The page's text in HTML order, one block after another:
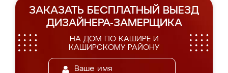
ЗАКАЗАТЬ БЕСПЛАТНЫЙ ВЫЕЗД
ДИЗАЙНЕРА-ЗАМЕРЩИКА
НА ДОМ ПО КАШИРЕ И
КАШИРСКОМУ РАЙОНУ